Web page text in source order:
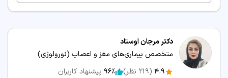
دکتر مرجان اوستاد
متخصص بیماری‌های مغز و اعصاب (نورولوژی)
4.9
(
219 نظر) 96٪ پیشنهاد کاربران